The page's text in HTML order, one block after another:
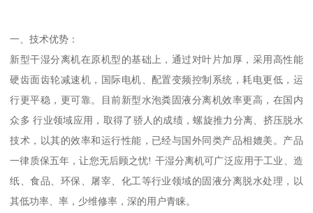
一、技术优势：
新型干湿分离机在原机型的基础上，通过对叶片加厚，采用高性能
硬齿面齿轮减速机，国际电机、配置变频控制系统，耗电更低，运
行更平稳，更可靠。目前新型水泡粪固液分离机效率更高，在国内
众多 行业领域应用，取得了骄人的成绩，螺旋推力分离、挤压脱水
技术，以其的效率和运行性能，已经与国外同类产品相媲美。产品
一律质保五年，让您无后顾之忧! 干湿分离机可广泛应用于工业、造
纸、食品、环保、屠宰、化工等行业领域的固液分离脱水处理，以
其低功率、率，少维修率，深的用户青睐。